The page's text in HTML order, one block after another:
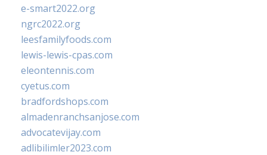
e-smart2022.org
ngrc2022.org
leesfamilyfoods.com
lewis-lewis-cpas.com
eleontennis.com
cyetus.com
bradfordshops.com
almadenranchsanjose.com
advocatevijay.com
adlibilimler2023.com